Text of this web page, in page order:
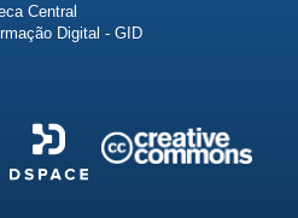
Central
Digital - GID